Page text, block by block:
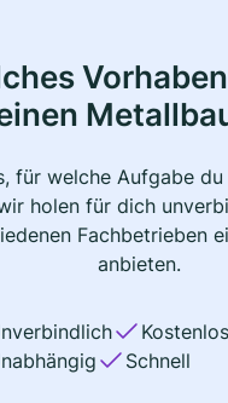
für welche Aufgabe
holen für dich
Fachbetrieben
anbieten.
Kostenlos
Schnell